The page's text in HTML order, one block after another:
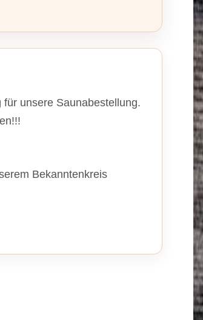
unsere Saunabestellung.
Bekanntenkreis